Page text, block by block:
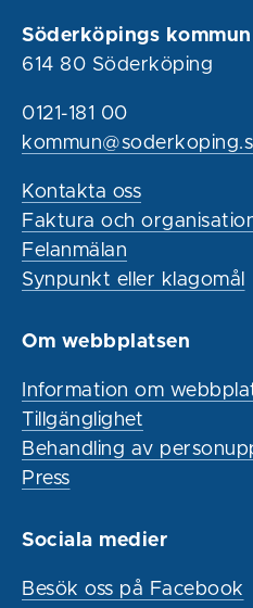
Söderköpings kommun
614 80 Söderköping
0121-181 00
Kontakta oss
Faktura och
Felanmälan
Synpunkt eller klagomål
Om webbplatsen
Information om
Tillgänglighet
Behandling av
Press
Sociala medier
Besök oss på Facebook